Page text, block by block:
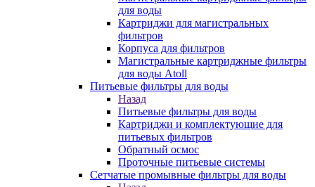
для воды
Картриджи для магистральных
фильтров
Корпуса для фильтров
Магистральные картриджные фильтры
для воды Atoll
Питьевые фильтры для воды
Назад
Питьевые фильтры для воды
Картриджи и комплектующие для
питьевых фильтров
Обратный осмос
Проточные питьевые системы
Сетчатые промывные фильтры для воды